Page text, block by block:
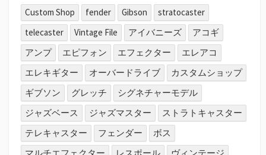
Custom Shop fender Gibson
stratocaster
telecaster
Vintage File アイバニーズ
アコギ
アンプ
エピフォン エフェクター
エレアコ
エレキギター
オーバードライブ
カスタムショップ
ギブソン
グレッチ
シグネチャーモデル
ジャズベース
ジャズマスター
ストラトキャスター
テレキャスター
フェンダー
ボス